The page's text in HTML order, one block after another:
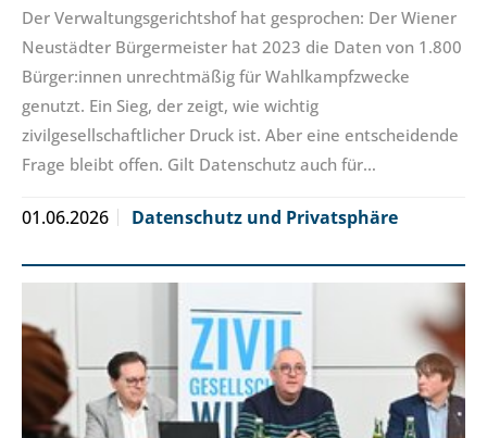
Der Verwaltungsgerichtshof hat gesprochen: Der Wiener
Neustädter Bürgermeister hat 2023 die Daten von 1.800
Bürger:innen unrechtmäßig für Wahlkampfzwecke
genutzt. Ein Sieg, der zeigt, wie wichtig
zivilgesellschaftlicher Druck ist. Aber eine entscheidende
Frage bleibt offen. Gilt Datenschutz auch für…
01.06.2026 Datenschutz und Privatsphäre